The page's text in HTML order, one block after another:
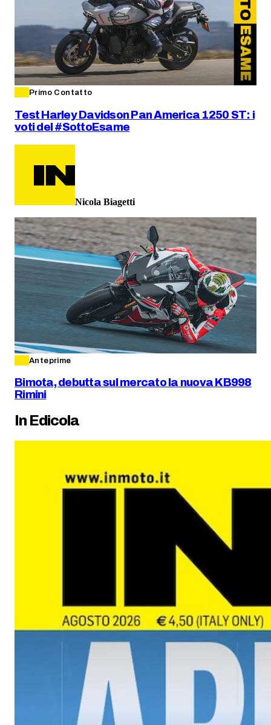
Primo Contatto
Test Harley Davidson Pan America 1250 ST: i
voti del #SottoEsame
Nicola Biagetti
Anteprime
Bimota, debutta sul mercato la nuova KB998
Rimini
In Edicola